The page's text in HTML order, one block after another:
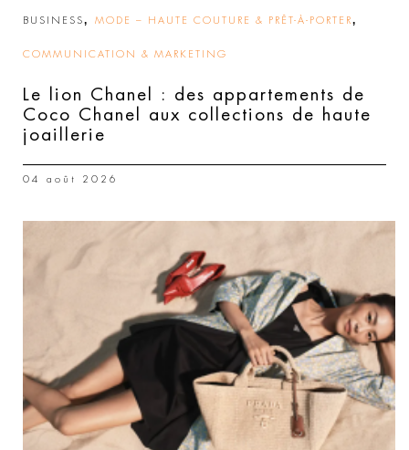
BUSINESS, MODE – HAUTE COUTURE & PRÊT-À-PORTER,
COMMUNICATION & MARKETING
Le lion Chanel : des appartements de
Coco Chanel aux collections de haute
joaillerie
04 août 2026